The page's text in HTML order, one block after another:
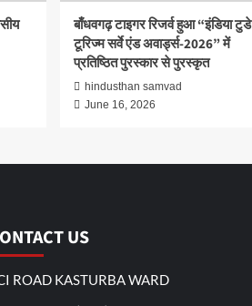
बाँधवगढ़ टाइगर रिजर्व हुआ “इंडिया टुडे
टूरिज्म सर्वे एंड अवार्ड्स-2026” में
प्रतिष्ठित पुरस्कार से पुरस्कृत
hindusthan samvad
June 16, 2026
US
ROAD KASTURBA WARD